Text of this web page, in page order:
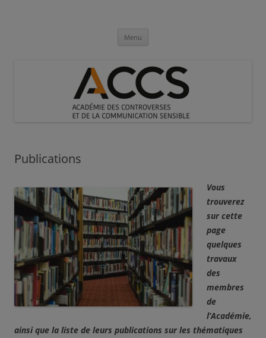
Communication Sensible
Menu
Publications
Vous
trouverez
sur cette
page
quelques
travaux
des
membres
de
l’Académie,
ainsi que la liste de leurs publications sur les thématiques